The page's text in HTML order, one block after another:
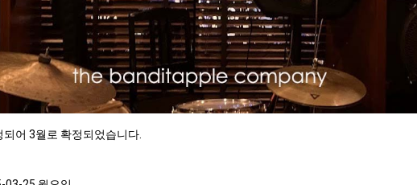
어 3월로 확정되었습니다.